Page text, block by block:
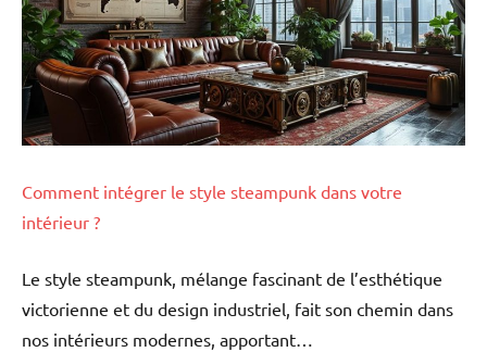
Comment intégrer le style steampunk dans votre
intérieur ?
Le style steampunk, mélange fascinant de l’esthétique
victorienne et du design industriel, fait son chemin dans
nos intérieurs modernes, apportant…